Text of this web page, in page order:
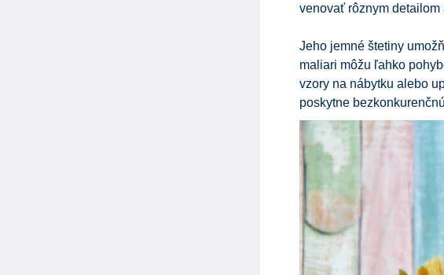
venovať rôznym detailom
Jeho jemné štetiny
maliari môžu ľahko
vzory na nábytku alebo
poskytne